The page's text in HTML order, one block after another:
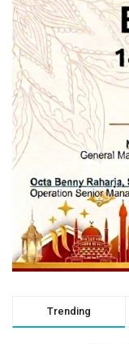
Trending